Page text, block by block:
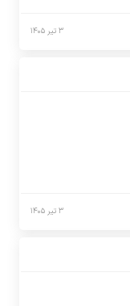
۳ تیر ۱۴۰۵
۳ تیر ۱۴۰۵